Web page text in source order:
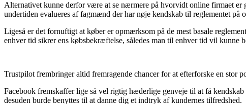
Alternativet kunne derfor være at se nærmere på hvorvidt online firmaet
undertiden evalueres af fagmænd der har nøje kendskab til reglementet
Ligeså er det fornuftigt at køber er opmærksom på de mest basale
enhver tid sikrer ens købsbekræftelse, således man til enhver tid vil kunne
Trustpilot frembringer altid fremragende chancer for at efterforske en stor
Facebook fremskaffer lige så vel rigtig hæderlige genveje til at få
desuden burde benyttes til at danne dig et indtryk af kundernes tilfredshed.